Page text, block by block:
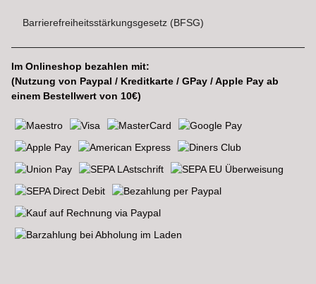
Barrierefreiheitsstärkungsgesetz (BFSG)
Im Onlineshop bezahlen mit:
(Nutzung von Paypal / Kreditkarte / GPay / Apple Pay ab
einem Bestellwert von 10€)